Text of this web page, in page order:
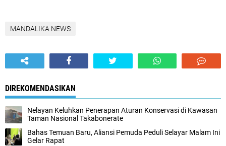
MANDALIKA NEWS
DIREKOMENDASIKAN
Nelayan Keluhkan Penerapan Aturan Konservasi di Kawasan
Taman Nasional Takabonerate
Bahas Temuan Baru, Aliansi Pemuda Peduli Selayar Malam Ini
Gelar Rapat